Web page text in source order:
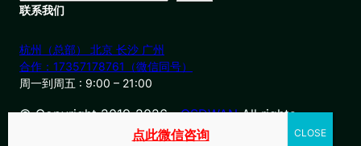
联系我们
杭州（总部） 北京 长沙 广州
合作：17357178761（微信同号）
周一到周五 : 9:00 – 21:00
© Copyright 2019-2026・OSDWANAll rights
点此微信咨询